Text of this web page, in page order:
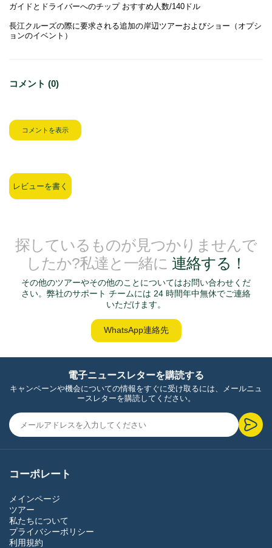
ガイドとドライバーへのチップ おすすめ人数/140ドル
長江クルーズの際に要求される追加の岸辺ツアーおよびショー（オプシ
ョンのイベント）
コメント (0)
コメントを表示
レビューを書く
探しているものが見つかりませんで
したか?私達と一緒に 連絡する！
その他のツアーやその他のことについてはお問い合わせくだ
さい。弊社のサポート チームには 24 時間年中無休でご連絡
いただけます。
WhatsApp連絡先
電子ニュースレターを購読する
キャンペーンや機会についての情報をすぐに受け取るには、メールニュ
ースレターを購読してください。
コーポレート
メインページ
ツアー
私たちについて
プライバシーポリシー
利用規約